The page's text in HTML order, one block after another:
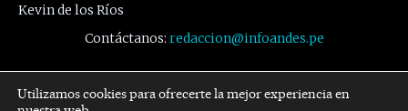
Kevin de los Ríos
Contáctanos: redaccion@infoandes.pe
Síguenos
Utilizamos cookies para ofrecerte la mejor experiencia en